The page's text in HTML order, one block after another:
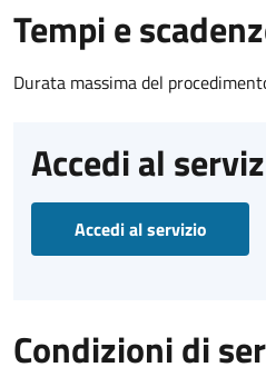
Tempi e
Durata massima del
Accedi al
Accedi al servizio
Condizioni di